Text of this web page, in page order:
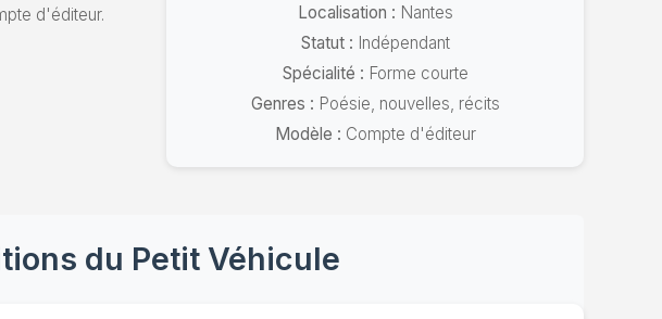
d'éditeur.
Localisation : Nantes
Statut : Indépendant
Spécialité : Forme courte
Genres : Poésie, nouvelles, récits
Modèle : Compte d'éditeur
du Petit Véhicule